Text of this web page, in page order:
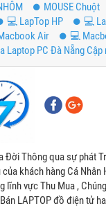
MOUSE Chuột
💻 LapTop HP 💻
Air 💻
Laptop PC Đà Nẵng Cập
Đời Thông qua sự phát
khách hàng Cá Nhân
lĩnh vực Thu Mua ,
LAPTOP đồ điện tử